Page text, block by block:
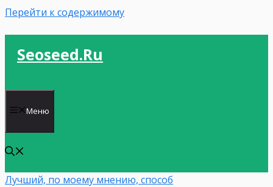
Перейти к содержимому
Seoseed.ru
Меню
Лучший, по моему мнению, способ